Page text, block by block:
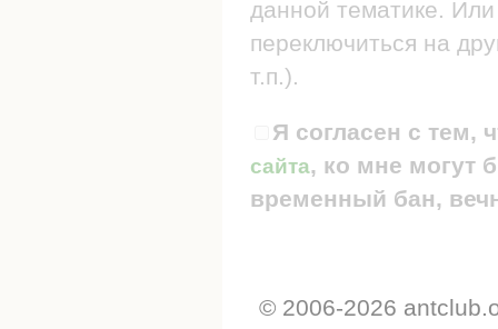
данной тематике.
переключиться на
т.п.).
Я согласен с тем,
сайта, ко мне могут
временный бан,
© 2006-2026